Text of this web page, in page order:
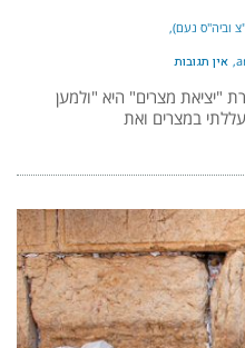
וביה"ס נעם)
אין תגובות
"יציאת מצרים" היא "ולמען
במצרים ואת